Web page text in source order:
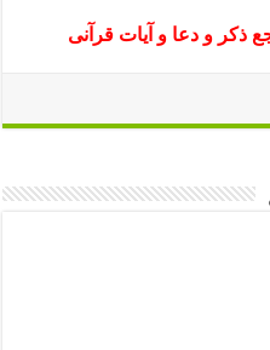
ذکر و دعا و آیات قرآنی